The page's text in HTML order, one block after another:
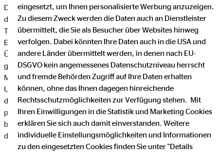
Die Verarbeitung personenbezogener Daten, beispielsweise
des Namens, der Anschrift, E-Mail-Adresse oder
Telefonnummer einer betroffenen Person, erfolgt stets im
Einklang mit der Datenschutz-Grundverordnung und in
Übereinstimmung mit den für die OVB Vermögensberatung AG
geltenden landesspezifischen Datenschutzbestimmungen.
Mittels dieser Datenschutzerklärung möchte unser
Unternehmen die Öffentlichkeit über Art, Umfang und Zweck
der von uns erhobenen, genutzten und verarbeiteten
personenbezogenen Daten informieren. Ferner werden
betroffene Personen mittels dieser Datenschutzerklärung über
die ihnen zustehenden Rechte aufgeklärt.
eingesetzt, um Ihnen personalisierte Werbung anzuzeigen.
Zu diesem Zweck werden die Daten auch an Dienstleister
übermittelt, die Sie als Besucher über Websites hinweg
verfolgen. Dabei könnten Ihre Daten auch in die USA und
andere Länder übermittelt werden, in denen nach EU-
DSGVO kein angemessenes Datenschutzniveau herrscht
und fremde Behörden Zugriff auf Ihre Daten erhalten
können, ohne das Ihnen dagegen hinreichende
Rechtsschutzmöglichkeiten zur Verfügung stehen. Mit
Ihren Einwilligungen in die Statistik und Marketing Cookies
erklären Sie sich auch damit einverstanden. Weitere
individuelle Einstellungsmöglichkeiten und Informationen
zu den eingesetzten Cookies finden Sie unter "Details